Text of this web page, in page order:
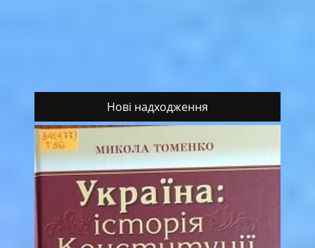
Нові надходження